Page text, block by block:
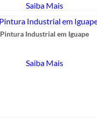
Saiba Mais
Pintura Industrial em Iguape
Saiba Mais